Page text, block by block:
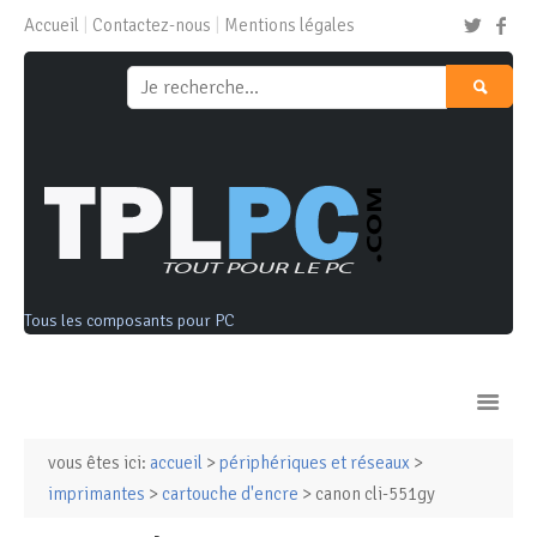
Accueil Contactez-nous Mentions légales
Tous les composants pour PC
Ordinateurs & Tablettes
vous êtes ici: accueil > périphériques et réseaux >
imprimantes > cartouche d'encre > canon cli-551gy